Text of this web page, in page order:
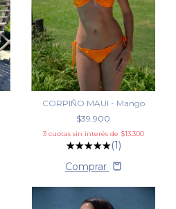
CORPIÑO MAUI - Mango
$39.900
3 cuotas sin interés de $13.300
(1)
Comprar